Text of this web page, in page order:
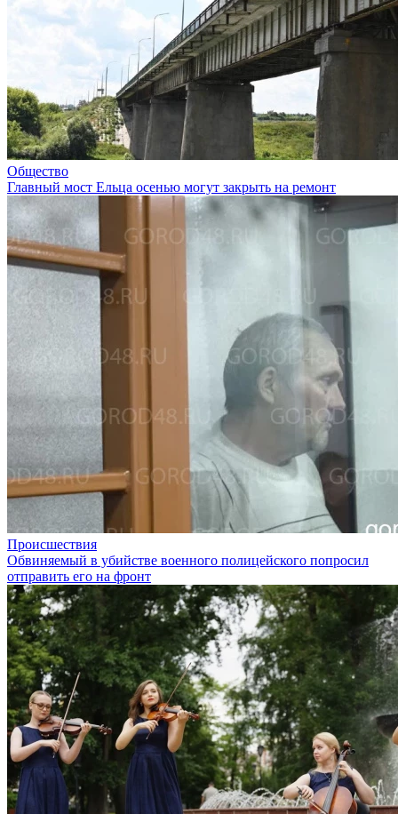
Общество
Главный мост Ельца осенью могут закрыть на ремонт
Происшествия
Обвиняемый в убийстве военного полицейского попросил
отправить его на фронт